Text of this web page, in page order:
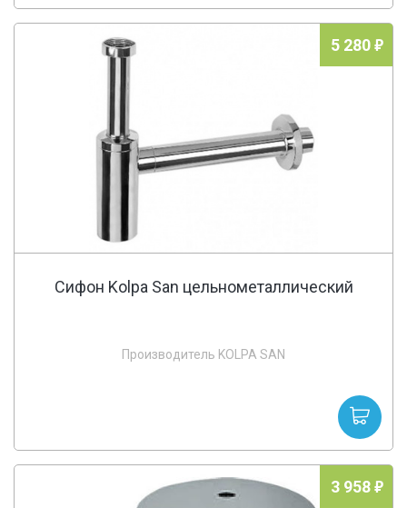
5 280
Сифон Kolpa San цельнометаллический
Производитель KOLPA SAN
3 958